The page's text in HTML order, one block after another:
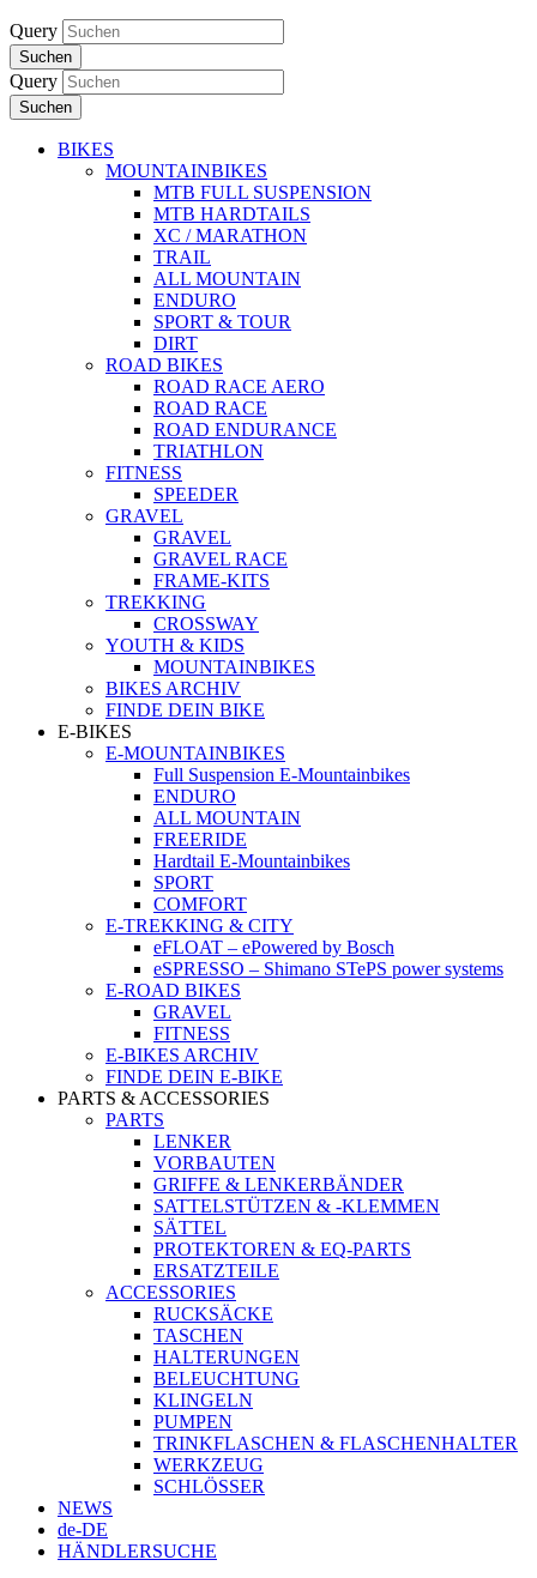
Query
Suchen
Query
Suchen
BIKES
MOUNTAINBIKES
MTB FULL SUSPENSION
MTB HARDTAILS
XC / MARATHON
TRAIL
ALL MOUNTAIN
ENDURO
SPORT & TOUR
DIRT
ROAD BIKES
ROAD RACE AERO
ROAD RACE
ROAD ENDURANCE
TRIATHLON
FITNESS
SPEEDER
GRAVEL
GRAVEL
GRAVEL RACE
FRAME-KITS
TREKKING
CROSSWAY
YOUTH & KIDS
MOUNTAINBIKES
BIKES ARCHIV
FINDE DEIN BIKE
E-BIKES
E-MOUNTAINBIKES
Full Suspension E-Mountainbikes
ENDURO
ALL MOUNTAIN
FREERIDE
Hardtail E-Mountainbikes
SPORT
COMFORT
E-TREKKING & CITY
eFLOAT – ePowered by Bosch
eSPRESSO – Shimano STePS power systems
E-ROAD BIKES
GRAVEL
FITNESS
E-BIKES ARCHIV
FINDE DEIN E-BIKE
PARTS & ACCESSORIES
PARTS
LENKER
VORBAUTEN
GRIFFE & LENKERBÄNDER
SATTELSTÜTZEN & -KLEMMEN
SÄTTEL
PROTEKTOREN & EQ-PARTS
ERSATZTEILE
ACCESSORIES
RUCKSÄCKE
TASCHEN
HALTERUNGEN
BELEUCHTUNG
KLINGELN
PUMPEN
TRINKFLASCHEN & FLASCHENHALTER
WERKZEUG
SCHLÖSSER
NEWS
de-DE
HÄNDLERSUCHE